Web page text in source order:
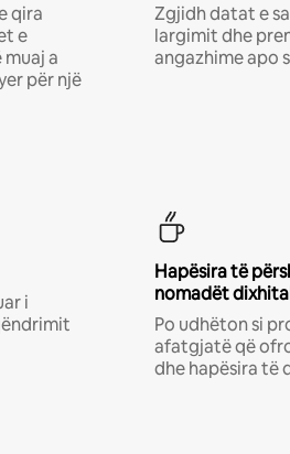
qira
e
a
për një
Zgjidh datat e
largimit dhe
angazhime apo
i
Hapësira të
nomadët
Po udhëton si
afatgjatë që
dhe hapësira të